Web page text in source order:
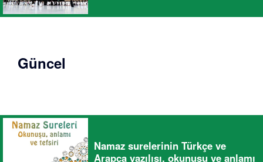
Güncel
Namaz surelerinin Türkçe ve
Arapça yazılışı, okunuşu ve anlamı